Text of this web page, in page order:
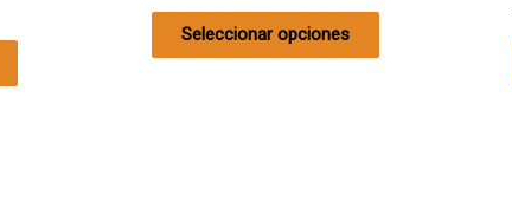
producto
Seleccionar opciones
de